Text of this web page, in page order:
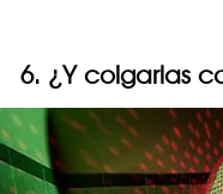
6. ¿Y colgarlas